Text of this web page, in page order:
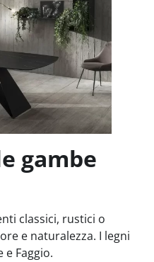
gambe
classici, rustici o
e naturalezza. I legni
e Faggio.